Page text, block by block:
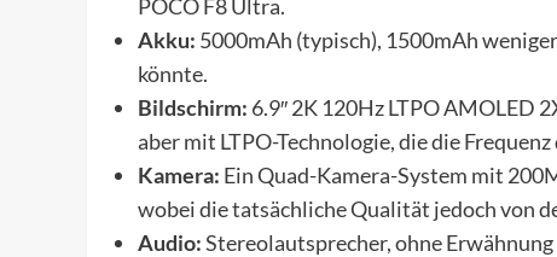
POCO F8 Ultra.
Akku: 5000mAh (typisch), 1500mAh
könnte.
Bildschirm: 6.9″ 2K 120Hz LTPO AMOLED
aber mit LTPO-Technologie, die die
Kamera: Ein Quad-Kamera-System mit
wobei die tatsächliche Qualität jedoch von
Audio:Stereolautsprecher, ohne